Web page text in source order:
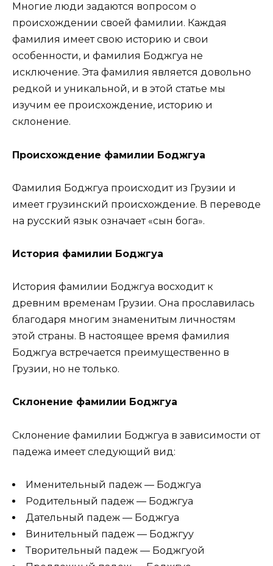
Многие люди задаются вопросом о
происхождении своей фамилии. Каждая
фамилия имеет свою историю и свои
особенности, и фамилия Боджгуа не
исключение. Эта фамилия является довольно
редкой и уникальной, и в этой статье мы
изучим ее происхождение, историю и
склонение.
Происхождение фамилии Боджгуа
Фамилия Боджгуа происходит из Грузии и
имеет грузинский происхождение. В переводе
на русский язык означает «сын бога».
История фамилии Боджгуа
История фамилии Боджгуа восходит к
древним временам Грузии. Она прославилась
благодаря многим знаменитым личностям
этой страны. В настоящее время фамилия
Боджгуа встречается преимущественно в
Грузии, но не только.
Склонение фамилии Боджгуа
Склонение фамилии Боджгуа в зависимости от
падежа имеет следующий вид:
Именительный падеж — Боджгуа
Родительный падеж — Боджгуа
Дательный падеж — Боджгуа
Винительный падеж — Боджгуу
Творительный падеж — Боджгуой